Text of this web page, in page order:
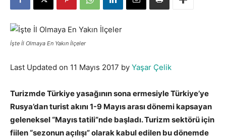
İşte İl Olmaya En Yakın İlçeler
Last Updated on 11 Mayıs 2017 by Yaşar Çelik
Turizmde Türkiye yasağının sona ermesiyle Türkiye’ye
Rusya’dan turist akını 1-9 Mayıs arası dönemi kapsayan
geleneksel “Mayıs tatili”nde başladı. Turizm sektörü için
fiilen “sezonun açılışı” olarak kabul edilen bu dönemde